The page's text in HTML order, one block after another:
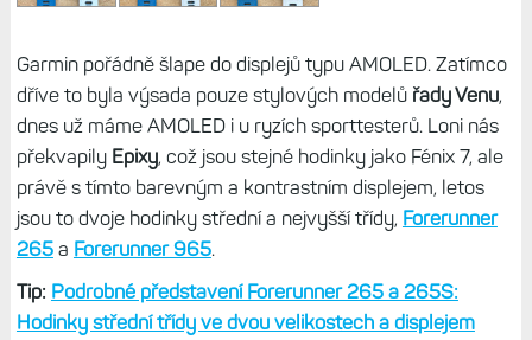
Garmin pořádně šlape do displejů typu AMOLED. Zatímco
dříve to byla výsada pouze stylových modelů řady Venu,
dnes už máme AMOLED i u ryzích sporttesterů. Loni nás
překvapily Epixy, což jsou stejné hodinky jako Fénix 7, ale
právě s tímto barevným a kontrastním displejem, letos
jsou to dvoje hodinky střední a nejvyšší třídy, Forerunner
265a Forerunner 965.
Tip: Podrobné představení Forerunner 265 a 265S:
Hodinky střední třídy ve dvou velikostech a displejem